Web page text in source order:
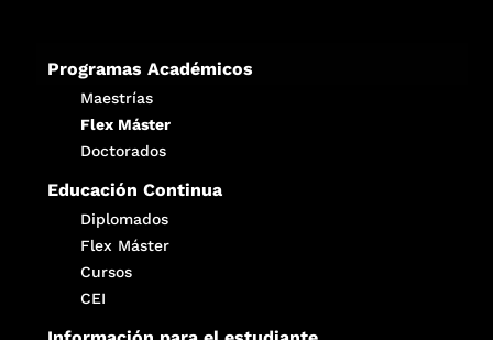
Programas Académicos
Maestrías
Flex Máster
Doctorados
Educación Continua
Diplomados
Flex Máster
Cursos
CEI